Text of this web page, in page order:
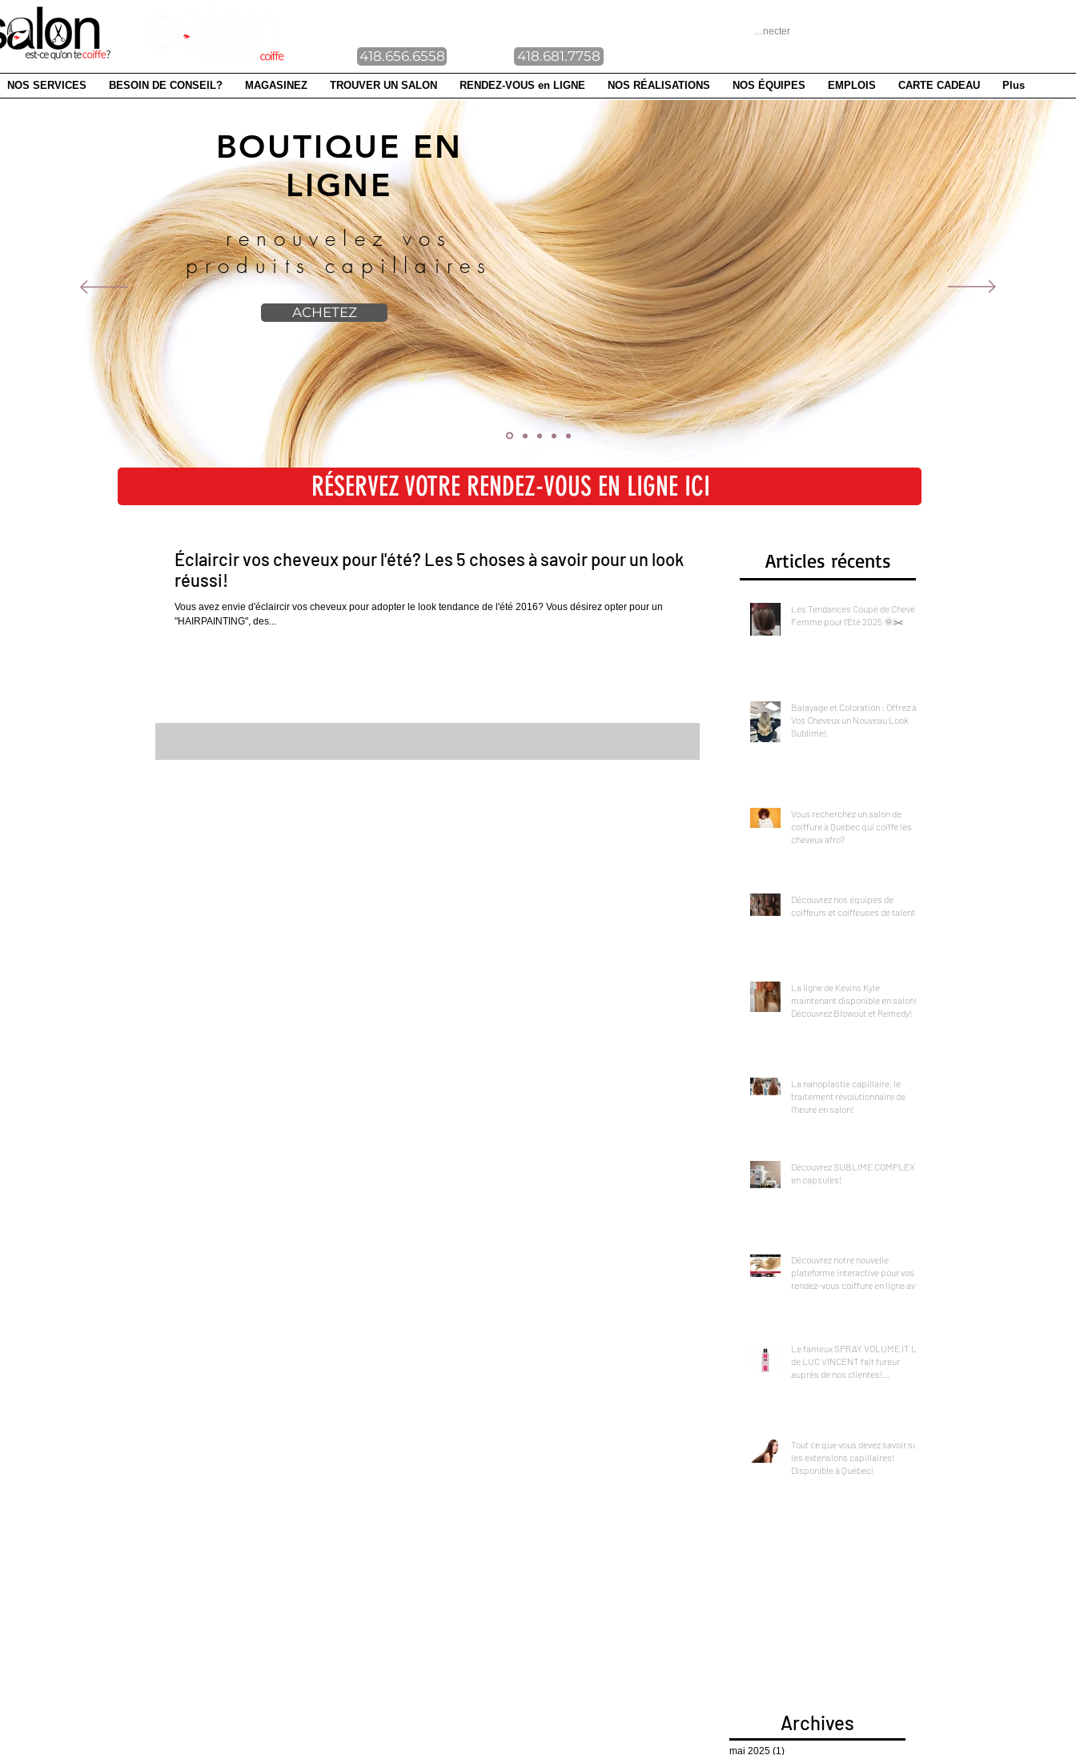
NOS SERVICES BESOIN DE CONSEIL? MAGASINEZ TROUVER UN SALON RENDEZ-VOUS en LIGNE NOS RÉALISATIONS NOS ÉQUIPES EMPLOIS CARTE CADEAU Plus
BOUTIQUE EN
LIGNE
renouvelez vos
produits capillaires
ACHETEZ
RÉSERVEZ VOTRE RENDEZ-VOUS EN LIGNE ICI
RÉSERVEZ VOTRE RENDEZ-VOUS EN LIGNE ICI
Se connecter
418.656.6558 418.681.7758
Éclaircir vos cheveux pour l'été? Les 5 choses à savoir pour un look
réussi!
Vous avez envie d'éclaircir vos cheveux pour adopter le look tendance de l'été 2016? Vous désirez opter pour un
"HAIRPAINTING", des...
Articles récents
Les Tendances Coupe de Cheveux
Femme pour l’Été 2025 🌞✂️
Balayage et Coloration : Offrez à
Vos Cheveux un Nouveau Look
Sublime!
Vous recherchez un salon de
coiffure à Québec qui coiffe les
cheveux afro?
Découvrez nos équipes de
coiffeurs et coiffeuses de talents!
La ligne de Kevins Kyle
maintenant disponible en salon!
Découvrez Blowout et Remedy!
La nanoplastie capillaire, le
traitement révolutionnaire de
l'heure en salon!
Découvrez SUBLIME COMPLEX
en capsules!
Découvrez notre nouvelle
plateforme interactive pour vos
rendez-vous coiffure en ligne avec
Le fameux SPRAY VOLUME IT UP
de LUC VINCENT fait fureur
auprès de nos clientes!
Tout ce que vous devez savoir sur
les extensions capillaires!
Disponible à Québec!
Archives
mai 2025 (1)